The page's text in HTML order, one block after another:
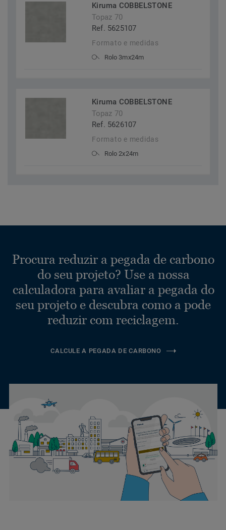
Kiruma COBBELSTONE
Topaz 70
Ref. 5625107
Formato e medidas
Rolo 3mx24m
Kiruma COBBELSTONE
Topaz 70
Ref. 5626107
Formato e medidas
Rolo 2x24m
Procura reduzir a pegada de carbono
do seu projeto? Use a nossa
calculadora para avaliar a pegada do
seu projeto e descubra como a pode
reduzir com reciclagem.
CALCULE A PEGADA DE CARBONO